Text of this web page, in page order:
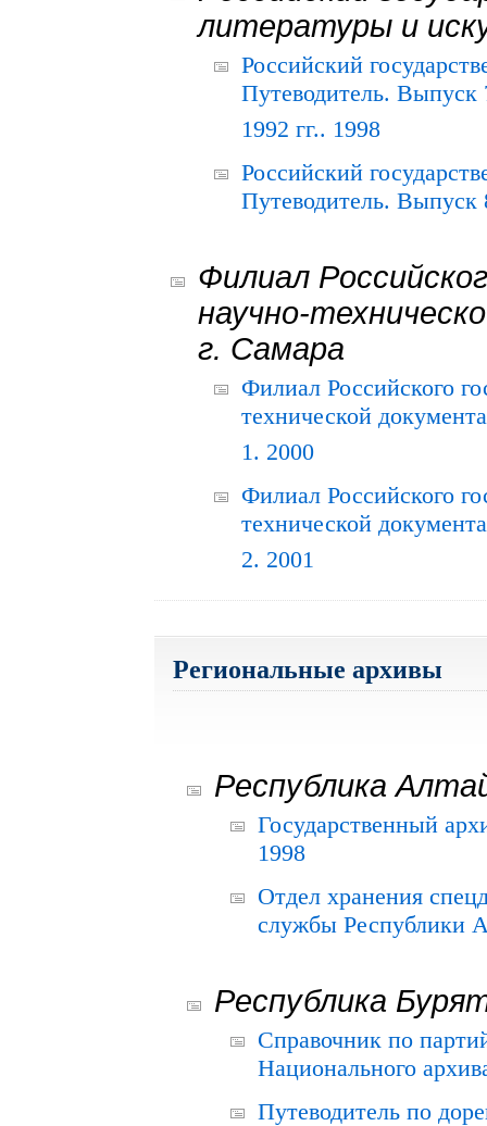
литературы и
Российский
Путеводитель.
1992 гг.. 1998
Российский
Путеводитель. Выпуск
Филиал
научно-
г. Самара
Филиал Российского
технической
1. 2000
Филиал Российского
технической
2. 2001
Региональные архивы
Республика
Государственный
1998
Отдел хранения
службы Республики
Республика
Справочник по
Национального
Путеводитель по